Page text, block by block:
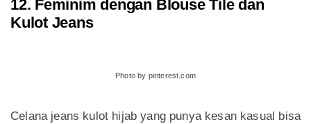
12. Feminim dengan Blouse Tile dan
Kulot Jeans
Photo by pinterest.com
Celana jeans kulot hijab yang punya kesan kasual bisa